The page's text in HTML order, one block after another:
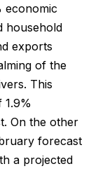
economic
household
exports
of the
This
1.9%
On the other
forecast
a projected